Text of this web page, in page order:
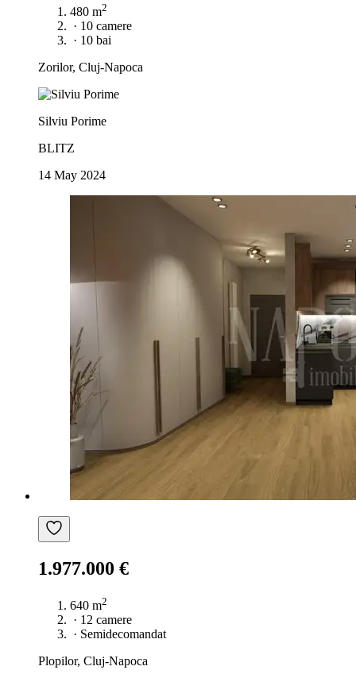
480 m2
· 10 camere
· 10 bai
Zorilor, Cluj-Napoca
Silviu Porime
BLITZ
14 May 2024
1.977.000 €
640 m2
· 12 camere
· Semidecomandat
Plopilor, Cluj-Napoca